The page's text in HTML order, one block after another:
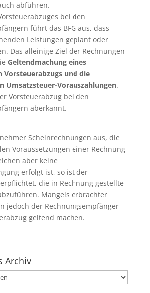
abführen.
bei den
führt das BFG aus, dass
Leistungen geplant oder
Das alleinige Ziel der Rechnungen
Geltendmachung eines
Vorsteuerabzugs und die
Umsatzsteuer-Vorauszahlungen.
Vorsteuerabzug bei den
aberkannt.
Scheinrechnungen aus, die
Voraussetzungen einer Rechnung
aber keine
erfolgt ist, so ist der
die in Rechnung gestellte
Mangels erbrachter
jedoch der Rechnungsempfänger
geltend machen.
Archiv